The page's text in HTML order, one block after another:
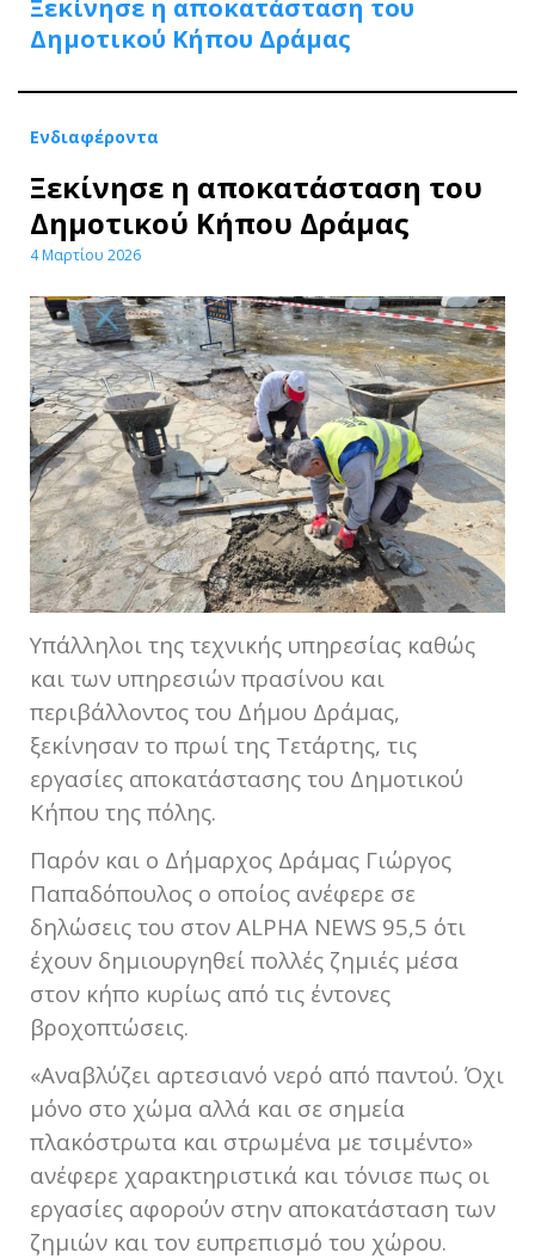
Ξεκίνησε η αποκατάσταση του
Δημοτικού Κήπου Δράμας
Ενδιαφέροντα
Ξεκίνησε η αποκατάσταση του
Δημοτικού Κήπου Δράμας
4 Μαρτίου 2026
Υπάλληλοι της τεχνικής υπηρεσίας καθώς
και των υπηρεσιών πρασίνου και
περιβάλλοντος του Δήμου Δράμας,
ξεκίνησαν το πρωί της Τετάρτης, τις
εργασίες αποκατάστασης του Δημοτικού
Κήπου της πόλης.
Παρόν και ο Δήμαρχος Δράμας Γιώργος
Παπαδόπουλος ο οποίος ανέφερε σε
δηλώσεις του στον ALPHA NEWS 95,5 ότι
έχουν δημιουργηθεί πολλές ζημιές μέσα
στον κήπο κυρίως από τις έντονες
βροχοπτώσεις.
«Αναβλύζει αρτεσιανό νερό από παντού. Όχι
μόνο στο χώμα αλλά και σε σημεία
πλακόστρωτα και στρωμένα με τσιμέντο»
ανέφερε χαρακτηριστικά και τόνισε πως οι
εργασίες αφορούν στην αποκατάσταση των
ζημιών και τον ευπρεπισμό του χώρου.